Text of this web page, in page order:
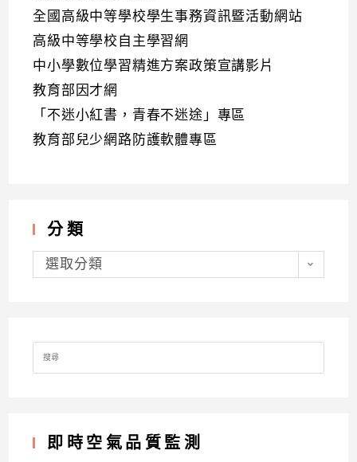
全國高級中等學校學生事務資訊暨活動網站
高級中等學校自主學習網
中小學數位學習精進方案政策宣講影片
教育部因才網
「不迷小紅書，青春不迷途」專區
教育部兒少網路防護軟體專區
分類
分
類選取分類
Search
for:
即時空氣品質監測